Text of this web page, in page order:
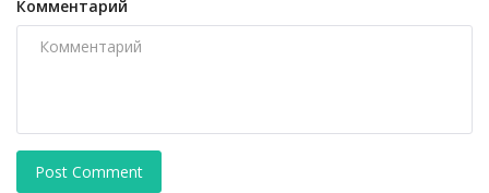
Комментарий
Post Comment